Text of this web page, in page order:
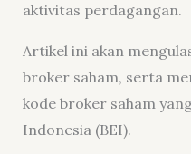
aktivitas perdagangan.
Artikel ini akan
broker saham, serta
kode broker saham
Indonesia (BEI).